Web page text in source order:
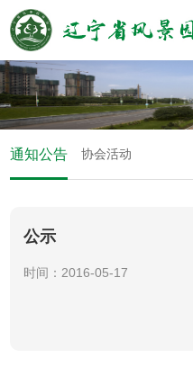
通知公告 协会活动
公示
时间：2016-05-17